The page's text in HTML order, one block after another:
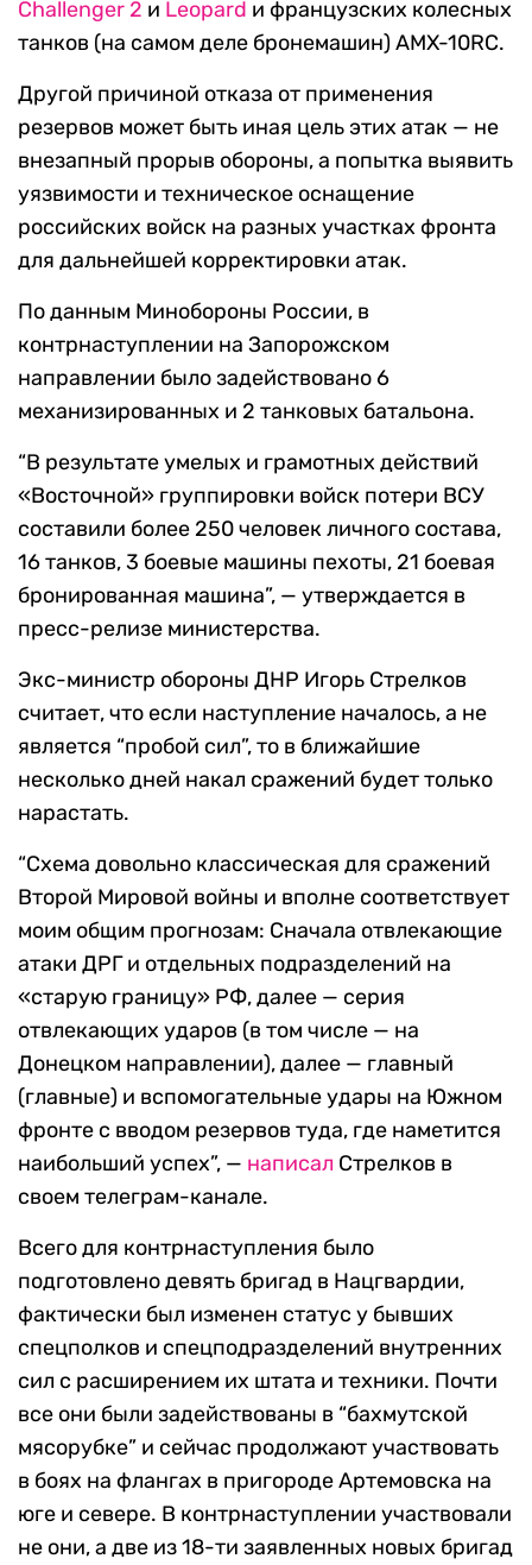
Challenger 2 и Leopard и французских колесных
танков (на самом деле бронемашин) AMX-10RC.
Другой причиной отказа от применения
резервов может быть иная цель этих атак — не
внезапный прорыв обороны, а попытка выявить
уязвимости и техническое оснащение
российских войск на разных участках фронта
для дальнейшей корректировки атак.
По данным Минобороны России, в
контрнаступлении на Запорожском
направлении было задействовано 6
механизированных и 2 танковых батальона.
“В результате умелых и грамотных действий
«Восточной» группировки войск потери ВСУ
составили более 250 человек личного состава,
16 танков, 3 боевые машины пехоты, 21 боевая
бронированная машина”, — утверждается в
пресс-релизе министерства.
Экс-министр обороны ДНР Игорь Стрелков
считает, что если наступление началось, а не
является “пробой сил”, то в ближайшие
несколько дней накал сражений будет только
нарастать.
“Схема довольно классическая для сражений
Второй Мировой войны и вполне соответствует
моим общим прогнозам: Сначала отвлекающие
атаки ДРГ и отдельных подразделений на
«старую границу» РФ, далее — серия
отвлекающих ударов (в том числе — на
Донецком направлении), далее — главный
(главные) и вспомогательные удары на Южном
фронте с вводом резервов туда, где наметится
наибольший успех”, — написал Стрелков в
своем телеграм-канале.
Всего для контрнаступления было
подготовлено девять бригад в Нацгвардии,
фактически был изменен статус у бывших
спецполков и спецподразделений внутренних
сил с расширением их штата и техники. Почти
все они были задействованы в “бахмутской
мясорубке” и сейчас продолжают участвовать
в боях на флангах в пригороде Артемовска на
юге и севере. В контрнаступлении участвовали
не они, а две из 18-ти заявленных новых бригад